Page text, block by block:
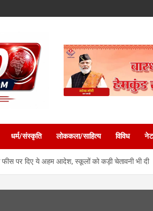
धर्म/संस्कृति लोककला/साहित्य विविध
फीस पर दिए ये अहम आदेश, स्कूलों को कड़ी चेतावनी भी दी